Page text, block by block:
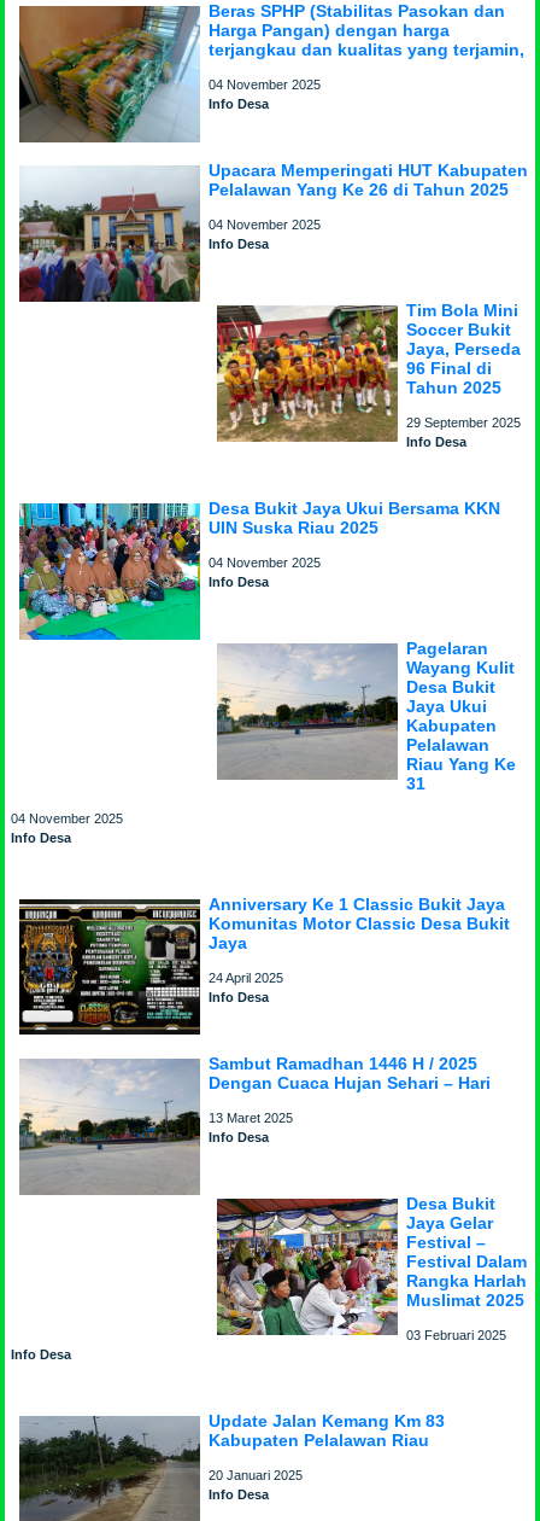
Beras SPHP (Stabilitas Pasokan dan
Harga Pangan) dengan harga
terjangkau dan kualitas yang terjamin,
04 November 2025
Info Desa
Upacara Memperingati HUT Kabupaten
Pelalawan Yang Ke 26 di Tahun 2025
04 November 2025
Info Desa
Tim Bola Mini
Soccer Bukit
Jaya, Perseda
96 Final di
Tahun 2025
29 September 2025
Info Desa
Desa Bukit Jaya Ukui Bersama KKN
UIN Suska Riau 2025
04 November 2025
Info Desa
Pagelaran
Wayang Kulit
Desa Bukit
Jaya Ukui
Kabupaten
Pelalawan
Riau Yang Ke
31
04 November 2025
Info Desa
Anniversary Ke 1 Classic Bukit Jaya
Komunitas Motor Classic Desa Bukit
Jaya
24 April 2025
Info Desa
Sambut Ramadhan 1446 H / 2025
Dengan Cuaca Hujan Sehari – Hari
13 Maret 2025
Info Desa
Desa Bukit
Jaya Gelar
Festival –
Festival Dalam
Rangka Harlah
Muslimat 2025
03 Februari 2025
Info Desa
Update Jalan Kemang Km 83
Kabupaten Pelalawan Riau
20 Januari 2025
Info Desa